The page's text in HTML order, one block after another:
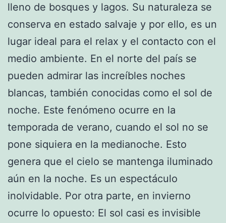
lleno de bosques y lagos. Su naturaleza se
conserva en estado salvaje y por ello, es un
lugar ideal para el relax y el contacto con el
medio ambiente. En el norte del país se
pueden admirar las increíbles noches
blancas, también conocidas como el sol de
noche. Este fenómeno ocurre en la
temporada de verano, cuando el sol no se
pone siquiera en la medianoche. Esto
genera que el cielo se mantenga iluminado
aún en la noche. Es un espectáculo
inolvidable. Por otra parte, en invierno
ocurre lo opuesto: El sol casi es invisible